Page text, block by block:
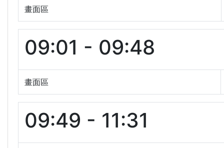
畫面區
09:01 - 09:48
畫面區
09:49 - 11:31